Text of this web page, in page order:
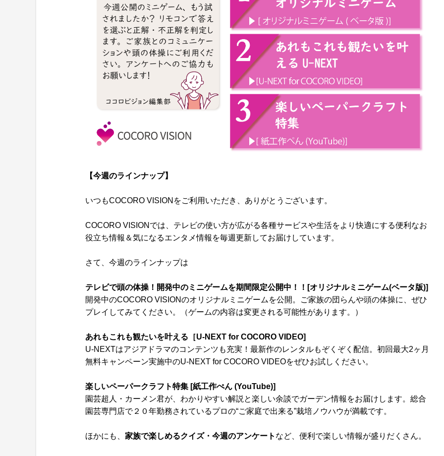
【今週のラインナップ】
いつもCOCORO VISIONをご利用いただき、ありがとうございます。
COCORO VISIONでは、テレビの使い方が広がる各種サービスや生活をより快適にする便利なお
役立ち情報＆気になるエンタメ情報を毎週更新してお届けしています。
さて、今週のラインナップは
テレビで頭の体操！開発中のミニゲームを期間限定公開中！！[オリジナルミニゲーム(ベータ版)]
開発中のCOCORO VISIONのオリジナルミニゲームを公開。ご家族の団らんや頭の体操に、ぜひ
プレイしてみてください。（ゲームの内容は変更される可能性があります。）
あれもこれも観たいを叶える［U-NEXT for COCORO VIDEO]
U-NEXTはアジアドラマのコンテンツも充実！最新作のレンタルもぞくぞく配信。初回最大2ヶ月
無料キャンペーン実施中のU-NEXT for COCORO VIDEOをぜひお試しください。
楽しいペーパークラフト特集 [紙工作ぺん (YouTube)]
園芸超人・カーメン君が、わかりやすい解説と楽しい余談でガーデン情報をお届けします。総合
園芸専門店で２０年勤務されているプロの“ご家庭で出来る”栽培ノウハウが満載です。
ほかにも、 家族で楽しめるクイズ・今週のアンケート など、便利で楽しい情報が盛りだくさん。